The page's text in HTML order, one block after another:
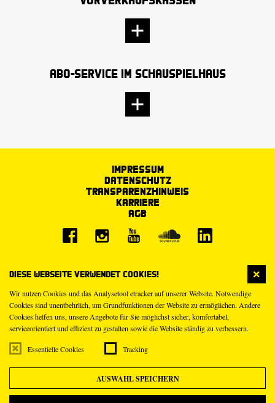
Diese Webseite verwendet Cookies!
Wir nutzen Cookies und das Analysetool etracker auf unserer Website. Notwendige
Cookies sind unentbehrlich, um Grundfunktionen der Website zu ermöglichen. Andere
Cookies helfen uns, unsere Angebote für Sie möglichst sicher, komfortabel,
serviceorientiert und effizient zu gestalten sowie die Website ständig zu verbessern.
Essentielle Cookies Tracking
AUSWAHL SPEICHERN
Abo-Service im Schauspielhaus
Impressum
Datenschutz
Transparenzhinweis
Karriere
AGB